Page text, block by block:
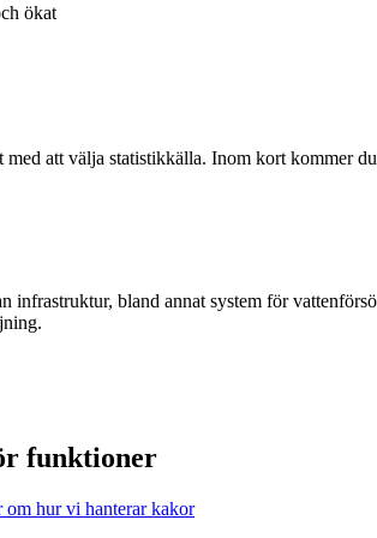
ökat
att välja statistikkälla. Inom kort kommer
infrastruktur, bland annat system för
funktioner
om hur vi hanterar kakor